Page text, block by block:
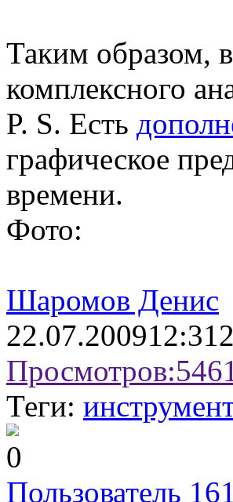
Таким образом,
комплексного
P. S. Есть
графическое
времени.
Фото:
Шаромов Денис
22.07.200912:31
Просмотров:
Теги:
0
Пользователь